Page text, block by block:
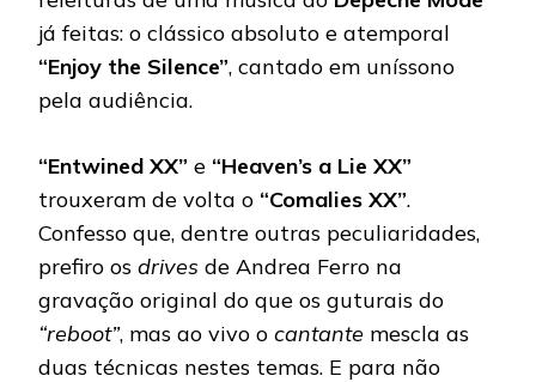
já feitas: o clássico absoluto e atemporal
“Enjoy the Silence”, cantado em uníssono
pela audiência.
“Entwined XX” e “Heaven’s a Lie XX”
trouxeram de volta o “Comalies XX”.
Confesso que, dentre outras peculiaridades,
prefiro os drives de Andrea Ferro na
gravação original do que os guturais do
“reboot”, mas ao vivo o cantante mescla as
duas técnicas nestes temas. E para não